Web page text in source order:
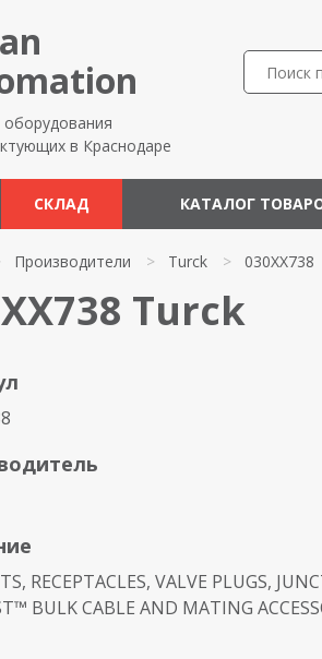
в Краснодаре
СКЛАД КАТАЛОГ
Производители > Turck > 030XX738
Turck
RECEPTACLES, VALVE PLUGS,
BULK CABLE AND MATING